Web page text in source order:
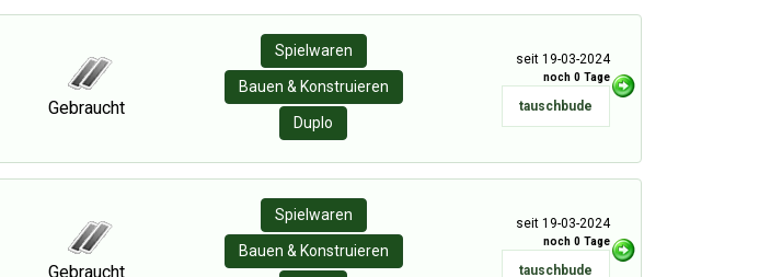
Gebraucht
Spielwaren
Bauen & Konstruieren
Duplo
seit 19-03-2024
noch 0 Tage
tauschbude
Gebraucht
Spielwaren
Bauen & Konstruieren
seit 19-03-2024
noch 0 Tage
tauschbude